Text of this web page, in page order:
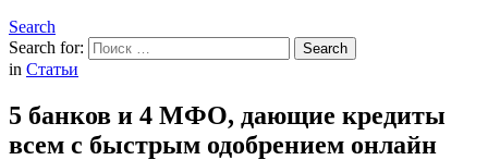
Search
Search for:
Search
in Статьи
5 банков и 4 МФО, дающие кредиты
всем с быстрым одобрением онлайн